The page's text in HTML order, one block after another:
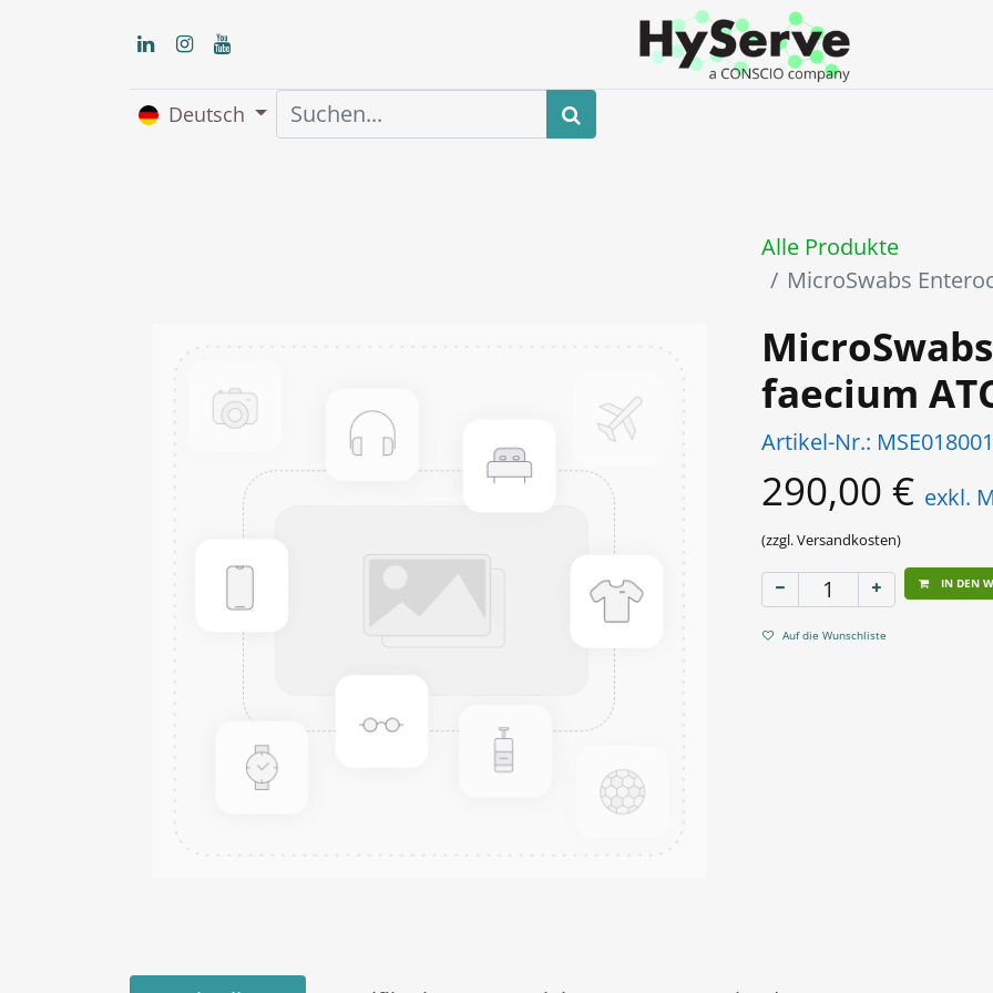
Deutsch
Alle Produkte
MicroSwabs
faecium
Artikel-Nr.:
290,00 € exkl.
(zzgl. Versandkosten)
IN DEN
Auf die Wunschliste